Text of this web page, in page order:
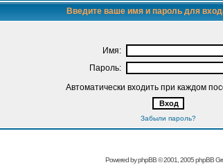
Введите ваше имя и пароль для
Имя:
Пароль:
Автоматически входить при каждом
Забыли пароль?
Powered byphpBB© 2001, 2005 phpBB